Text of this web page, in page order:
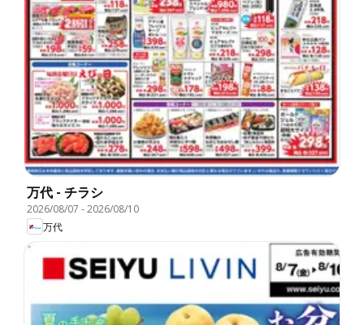
万代 - チラシ
2026/08/07 -2026/08/10
万代